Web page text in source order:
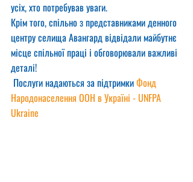
усіх, хто потребував уваги.
Крім того, спільно з представниками денного
центру селища Авангард відвідали майбутнє
місце спільної праці і обговорювали важливі
деталі!
Послуги надаються за підтримки Фонд
Народонаселення ООН в Україні - UNFPA
Ukraine